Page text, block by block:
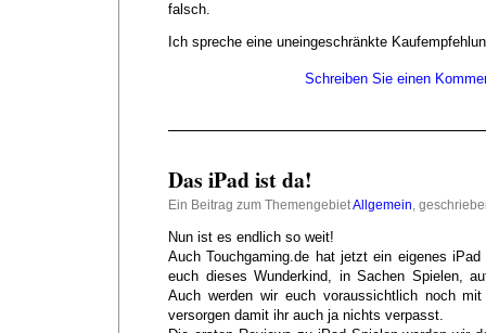
falsch.
Ich spreche eine uneingeschränkte
Schreiben Sie einen
Das iPad ist da!
Ein Beitrag zum ThemengebietAllgemein,
Nun ist es endlich so weit!
Auch Touchgaming.de hat jetzt ein eigenes
euch dieses Wunderkind, in Sachen Spielen,
Auch werden wir euch voraussichtlich noch
versorgen damit ihr auch ja nichts verpasst.